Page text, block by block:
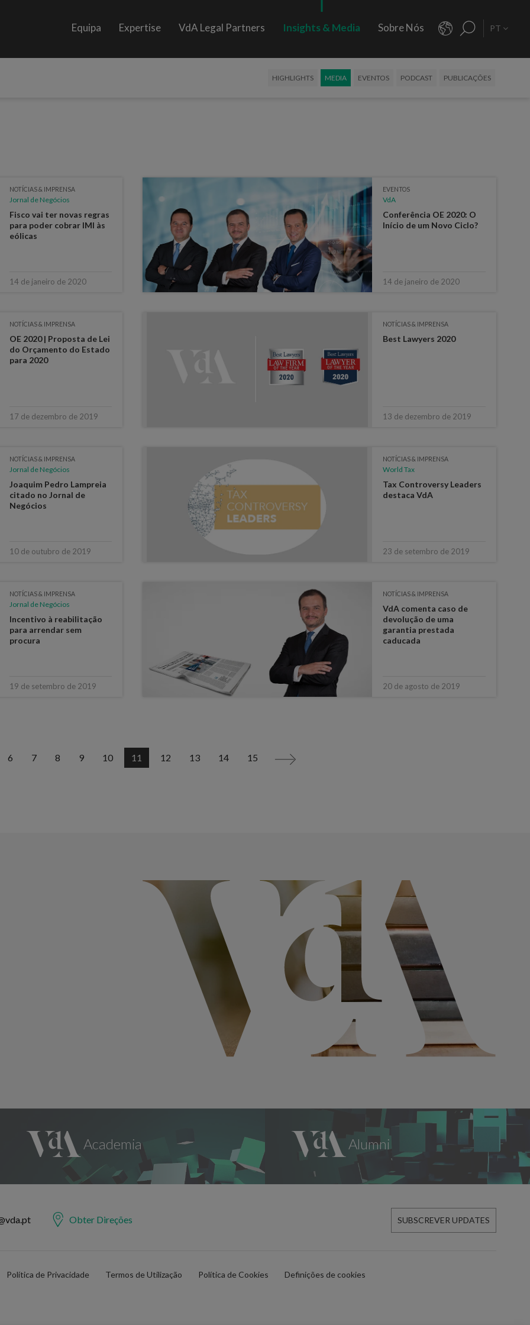
Equipa Expertise VdA Legal Partners Insights & Media Sobre Nós PT
HIGHLIGHTS MEDIA EVENTOS PODCAST PUBLICAÇÕES
NOTÍCIAS & IMPRENSA
Jornal de Negócios
Fisco vai ter novas regras
para poder cobrar IMI às
eólicas
14 de janeiro de 2020
EVENTOS
VdA
Conferência OE 2020: O
Início de um Novo Ciclo?
14 de janeiro de 2020
NOTÍCIAS & IMPRENSA
OE 2020 | Proposta de Lei
do Orçamento do Estado
para 2020
17 de dezembro de 2019
NOTÍCIAS & IMPRENSA
Best Lawyers 2020
13 de dezembro de 2019
NOTÍCIAS & IMPRENSA
Jornal de Negócios
Joaquim Pedro Lampreia
citado no Jornal de
Negócios
10 de outubro de 2019
NOTÍCIAS & IMPRENSA
World Tax
Tax Controversy Leaders
destaca VdA
23 de setembro de 2019
NOTÍCIAS & IMPRENSA
Jornal de Negócios
Incentivo à reabilitação
para arrendar sem
procura
19 de setembro de 2019
NOTÍCIAS & IMPRENSA
VdA comenta caso de
devolução de uma
garantia prestada
caducada
20 de agosto de 2019
6 7 8 9 10 11 12 13 14 15 >
Obter Direções SUBSCREVER UPDATES
Política de Privacidade Termos de Utilização Política de Cookies Definições de cookies